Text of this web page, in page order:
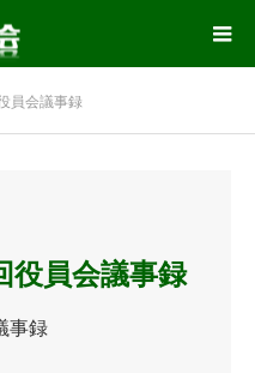
員会議事録
員会議事録
事録